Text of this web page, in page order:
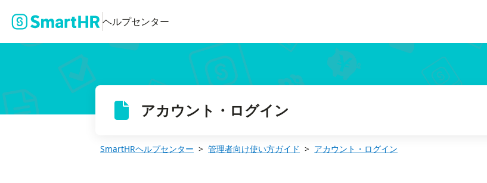
ヘルプセンター
アカウント・ログイン
SmartHRヘルプセンター 管理者向け使い方ガイド アカウント・ログイン